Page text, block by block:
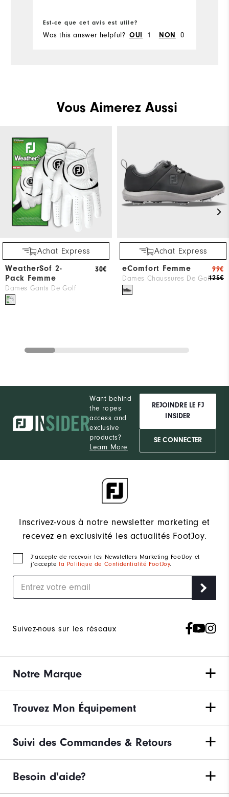
Est-ce que cet avis est utile?
Was this answer helpful? OUI 1 NON 0
Vous Aimerez Aussi
Achat Express
WeatherSof 2-
Pack Femme
Dames Gants De Golf
30€
Achat Express
eComfort Femme
Dames Chaussures De Golf125€
99€
Want behind
the ropes
access and
exclusive
products?
Learn More
REJOINDRE LE FJ
INSIDER
SE CONNECTER
Inscrivez-vous à notre newsletter marketing et
recevez en exclusivité les actualités FootJoy.
J‘accepte de recevoir les Newsletters Marketing FootJoy et
j’accepte la Politique de Confidentialité FootJoy.
Suivez-nous sur les réseaux
Notre Marque
Trouvez Mon Équipement
Suivi des Commandes & Retours
Besoin d'aide?